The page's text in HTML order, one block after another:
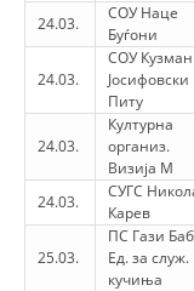
24.03.
СОУ Наце
Буѓони
24.03.
СОУ Кузман
Јосифовски
Питу
24.03.
Културна
организ.
Визија М
24.03.
СУГС
Карев
25.03.
ПС Гази
Ед. за служ.
кучиња